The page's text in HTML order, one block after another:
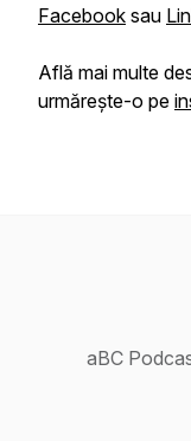
Facebook sau
Află mai multe
urmărește-o pe
aBC